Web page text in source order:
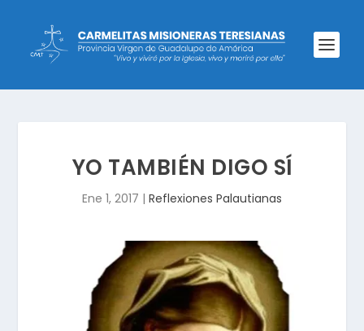
YO TAMBIÉN DIGO SÍ
Ene 1, 2017 | Reflexiones Palautianas